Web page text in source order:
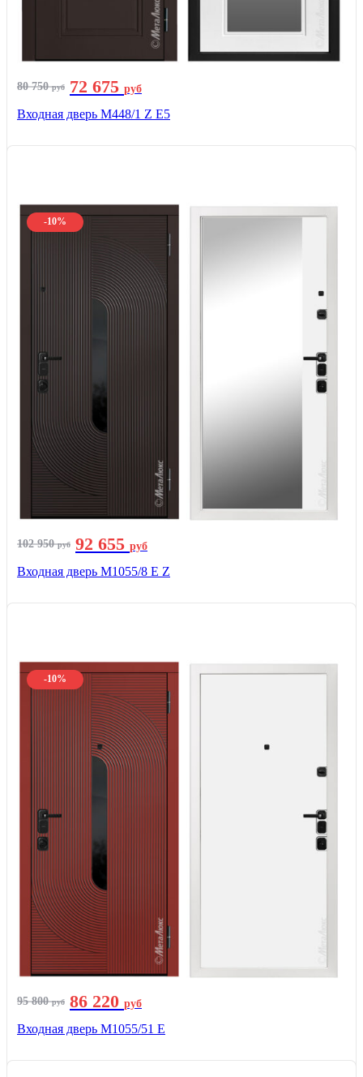
80 750руб 72 675 руб
Входная дверь М448/1 Z Е5
-10%
102 950руб 92 655 руб
Входная дверь М1055/8 Е Z
-10%
95 800руб 86 220 руб
Входная дверь М1055/51 Е